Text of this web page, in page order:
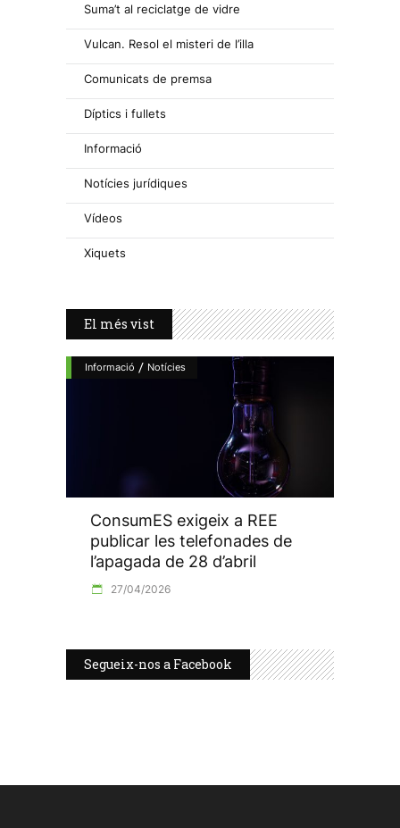
Suma’t al reciclatge de vidre
Vulcan. Resol el misteri de l’illa
Comunicats de premsa
Díptics i fullets
Informació
Notícies jurídiques
Vídeos
Xiquets
El més vist
Informació / Notícies
ConsumES exigeix a REE
publicar les telefonades de
l’apagada de 28 d’abril
27/04/2026
Segueix-nos a Facebook